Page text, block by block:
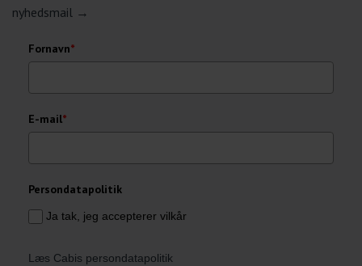
nyhedsmail →
Fornavn*
E-mail*
Persondatapolitik
Ja tak, jeg accepterer vilkår
Læs Cabis persondatapolitik